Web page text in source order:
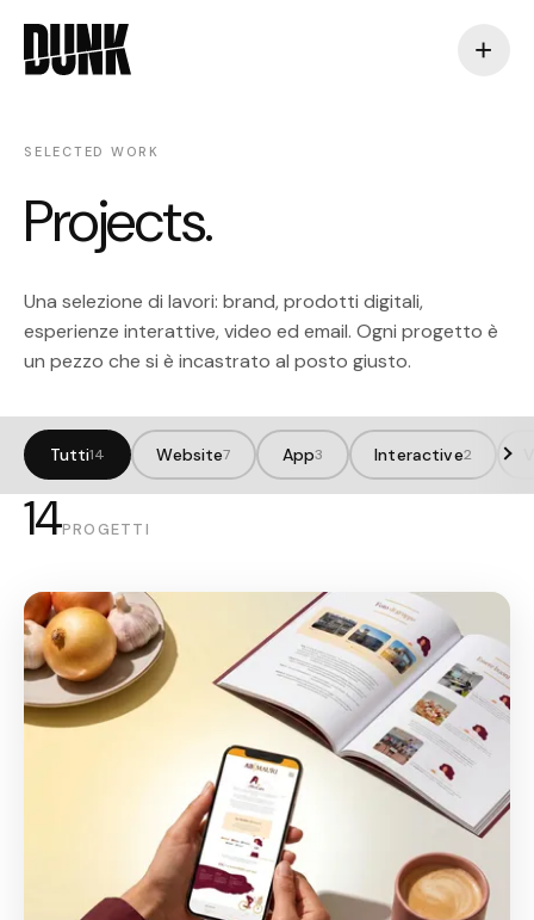
+
SELECTED WORK
Projects.
Una selezione di lavori: brand, prodotti digitali,
esperienze interattive, video ed email. Ogni progetto è
un pezzo che si è incastrato al posto giusto.
Tutti14 Website7 App3 Interactive2
14PROGETTI